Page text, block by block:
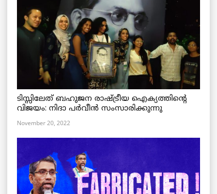
ടിസ്സിലേത് ബഹുജന രാഷ്ട്രീയ ഐക്യത്തിന്റെ
വിജയം: നിദാ പർവീൻ സംസാരിക്കുന്നു
November 20, 2022